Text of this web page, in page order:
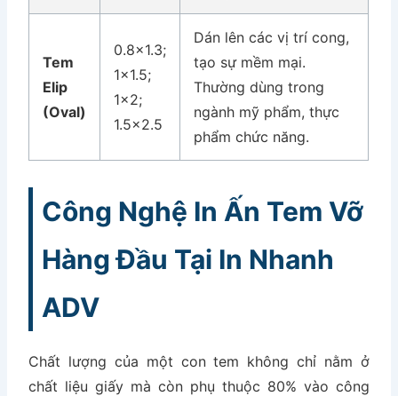
Tem
Elip
(Oval)
0.8×1.3;
1×1.5;
1×2;
1.5×2.5
Dán lên các vị trí cong,
tạo sự mềm mại.
Thường dùng trong
ngành mỹ phẩm, thực
phẩm chức năng.
Công Nghệ In Ấn Tem Vỡ
Hàng Đầu Tại In Nhanh
ADV
Chất lượng của một con tem không chỉ nằm ở
chất liệu giấy mà còn phụ thuộc 80% vào công